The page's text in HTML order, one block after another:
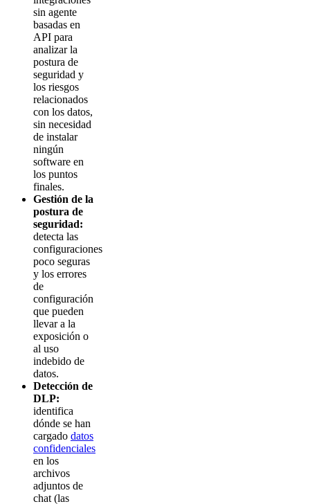
sin agente
basadas en
API para
analizar la
postura de
seguridad y
los riesgos
relacionados
con los datos,
sin necesidad
de instalar
ningún
software en
los puntos
finales.
Gestión de la
postura de
seguridad:
detecta las
configuraciones
poco seguras
y los errores
de
configuración
que pueden
llevar a la
exposición o
al uso
indebido de
datos.
Detección de
DLP:
identifica
dónde se han
cargado datos
confidenciales
en los
archivos
adjuntos de
chat (las